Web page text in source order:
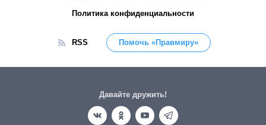
Политика конфиденциальности
RSS Помочь «Правмиру»
Давайте дружить!